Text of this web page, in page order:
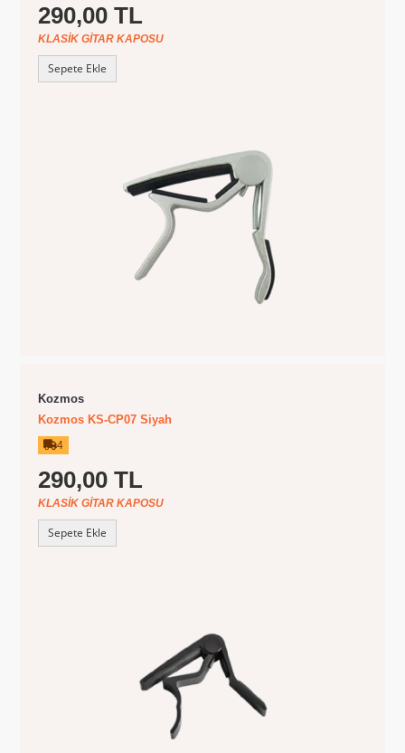
290,00 TL
KLASIK GITAR KAPOSU
Sepete Ekle
Kozmos
Kozmos KS-CP07 Siyah
4
290,00 TL
KLASIK GITAR KAPOSU
Sepete Ekle